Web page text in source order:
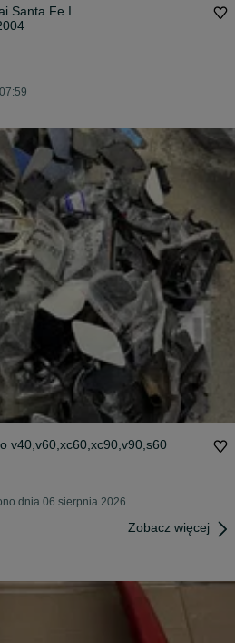
Santa Fe I
v40,v60,xc60,xc90,v90,s60
dnia 06 sierpnia 2026
Zobacz więcej